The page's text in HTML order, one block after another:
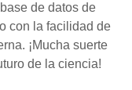
de datos de
con la facilidad de
¡Mucha suerte
de la ciencia!